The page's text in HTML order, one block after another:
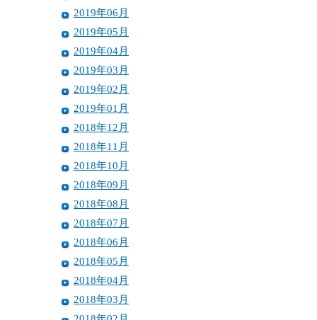
2019年06月
2019年05月
2019年04月
2019年03月
2019年02月
2019年01月
2018年12月
2018年11月
2018年10月
2018年09月
2018年08月
2018年07月
2018年06月
2018年05月
2018年04月
2018年03月